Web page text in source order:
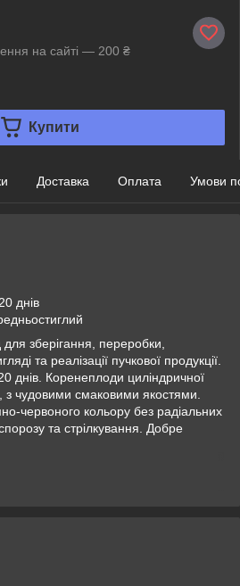
на сайті — 200 ₴
Купити
Доставка Оплата Умови
днів
зберігання, переробки,
та реалізації пучкової продукції.
днів. Коренеплоди циліндричної
з чудовими смаковими якостями.
червоного кольору без радіальних
та стрілкування. Добре